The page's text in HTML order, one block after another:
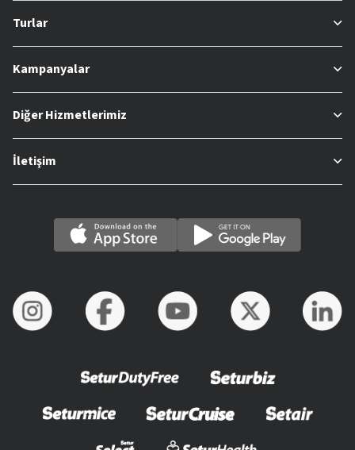
Turlar
Kampanyalar
Diğer Hizmetlerimiz
İletişim